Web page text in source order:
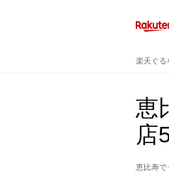
楽天ぐる
恵
店
恵比寿で